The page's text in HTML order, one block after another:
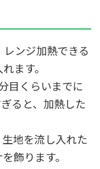
ンジ加熱できる
ます。
目くらいまでに
ると、加熱した
地を流し入れた
飾ります。